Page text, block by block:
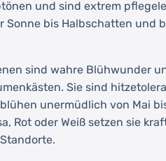
und sind extrem
Sonne bis Halbschatten und
sind wahre Blühwunder
Sie sind
unermüdlich von Mai
Rot oder Weiß setzen sie